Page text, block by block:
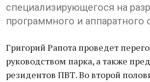
специализирующегося на
программного и аппаратного
Григорий Рапота проведет
руководством парка, а также
резидентов ПВТ. Во второй